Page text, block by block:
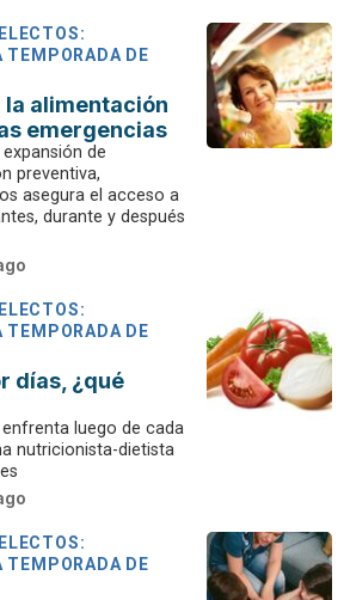
TEMPORADA DE
la alimentación
emergencias
de
preventiva,
asegura el acceso a
durante y después
TEMPORADA DE
días, ¿qué
luego de cada
nutricionista-dietista
TEMPORADA DE